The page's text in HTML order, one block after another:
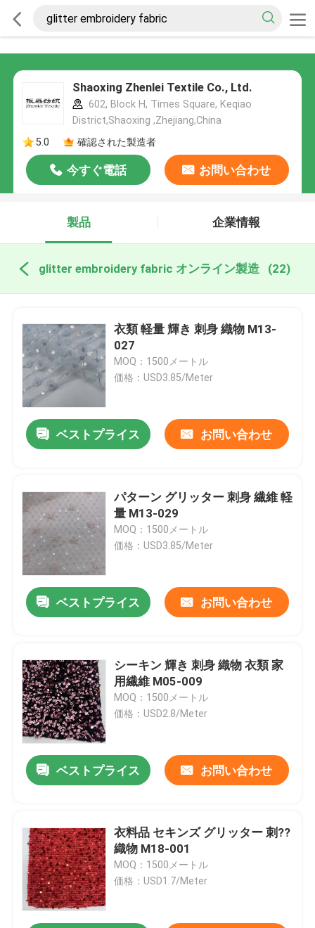
Shaoxing Zhenlei Textile Co., Ltd.
602, Block H, Times Square, Keqiao
District,Shaoxing ,Zhejiang,China
5.0
確認された製造者
今すぐ電話 お問い合わせ
製品 企業情報
glitter embroidery fabric オンライン製造 (22)
衣類 軽量 輝き 刺身 織物 M13-
027
MOQ：1500メートル
価格：USD3.85/Meter
ベストプライス お問い合わせ
パターン グリッター 刺身 繊維 軽
量 M13-029
MOQ：1500メートル
価格：USD3.85/Meter
ベストプライス お問い合わせ
シーキン 輝き 刺身 織物 衣類 家
用繊維 M05-009
MOQ：1500メートル
価格：USD2.8/Meter
ベストプライス お問い合わせ
衣料品 セキンズ グリッター 刺??
織物 M18-001
MOQ：1500メートル
価格：USD1.7/Meter